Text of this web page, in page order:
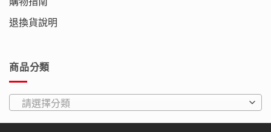
退換貨說明
商品分類
請選擇分類